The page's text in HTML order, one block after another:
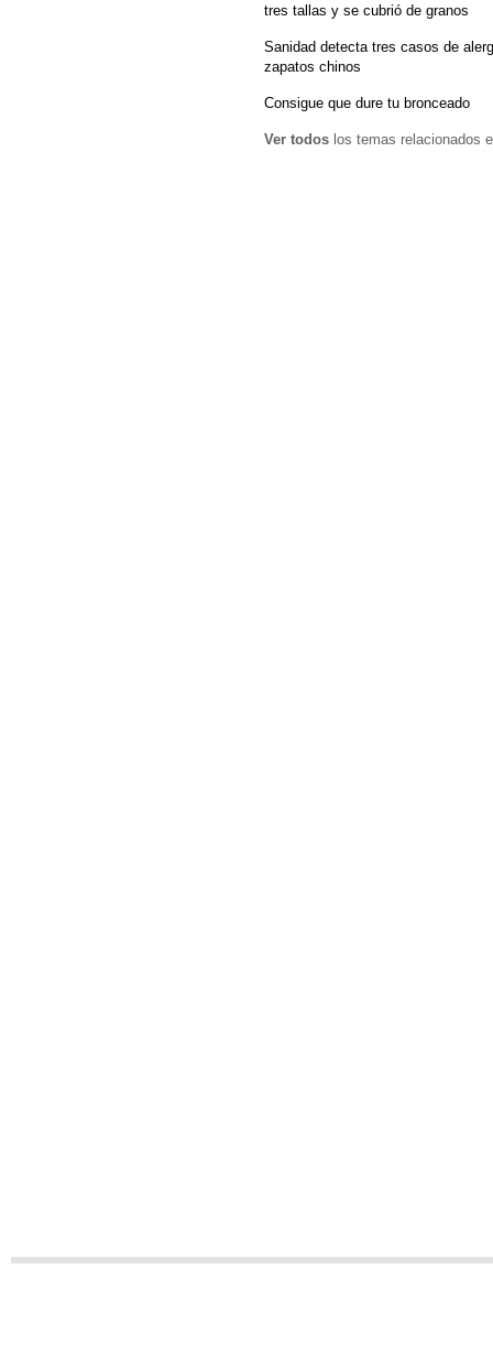
tres tallas y se cubrió de granos
Sanidad detecta tres casos de
zapatos chinos
Consigue que dure tu bronceado
Ver todos los temas relacionados